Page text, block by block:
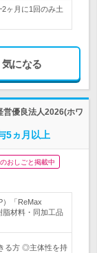
ヶ月に1回のみ土
気になる
営優良法人2026(ホワ
5ヵ月以上
おしごと掲載中
）「ReMax
脂材料・同加工品
る方 ◎主体性を持